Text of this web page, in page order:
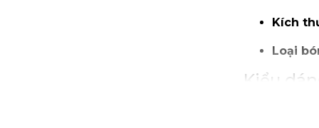
Kích
Loại
Kiểu
Đèn Thả